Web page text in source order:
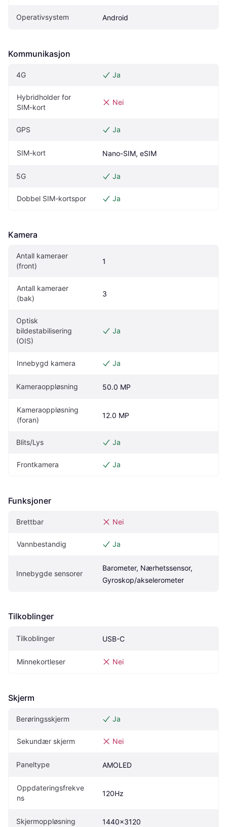
Operativsystem Android
Kommunikasjon
4G Ja
Hybridholder for
SIM-kort
Nei
GPS Ja
SIM-kort Nano-SIM, eSIM
5G Ja
Dobbel SIM-kortspor Ja
Kamera
Antall kameraer
(front)
1
Antall kameraer
(bak)
3
Optisk
bildestabilisering
(OIS)
Ja
Innebygd kamera Ja
Kameraoppløsning 50.0 MP
Kameraoppløsning
(foran)
12.0 MP
Blits/Lys Ja
Frontkamera Ja
Funksjoner
Brettbar Nei
Vannbestandig Ja
Innebygde sensorer
Barometer, Nærhetssensor,
Gyroskop/akselerometer
Tilkoblinger
Tilkoblinger USB-C
Minnekortleser Nei
Skjerm
Berøringsskjerm Ja
Sekundær skjerm Nei
Paneltype AMOLED
Oppdateringsfrekve
ns
120Hz
Skjermoppløsning 1440x3120